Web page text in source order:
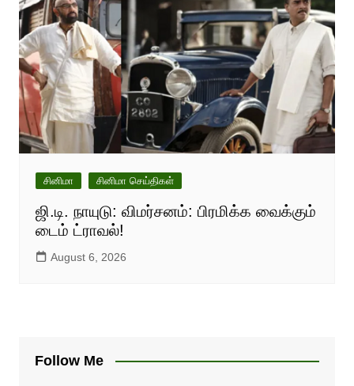
சினிமா சினிமா செய்திகள்
ஜி.டி. நாயுடு: விமர்சனம்: பிரமிக்க வைக்கும்
டைம் ட்ராவல்!
August 6, 2026
Follow Me